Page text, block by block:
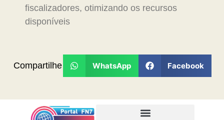
fiscalizadores, otimizando os recursos
disponíveis
Compartilhe WhatsApp Facebook